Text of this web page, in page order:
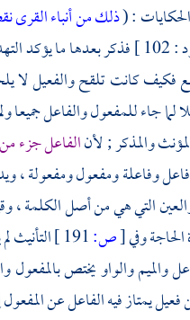
: (ذلك من أنباء القرى
التسلي ، وقوله : (
فكيف كانت تلقح والفعيل لا
لما جاء للمفعول والفاعل جميعا
والمذكر ; لأنالفاعل جزء من
وفاعلة ومفعول ومفعولة ،
التي هي من أصل الكلمة ،
وفي[ص:
التأنيث
والميم والواو يختص
فعيل يمتاز فيه الفاعل عن